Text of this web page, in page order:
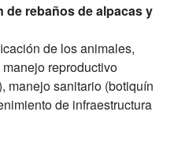
rebaños de alpacas y
de los animales,
reproductivo
manejo sanitario (botiquín
de infraestructura